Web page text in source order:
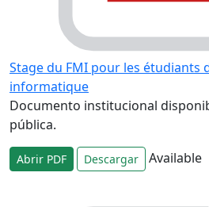
Stage du FMI pour les étudiants
informatique
Documento institucional
pública.
Abrir PDF Descargar Available